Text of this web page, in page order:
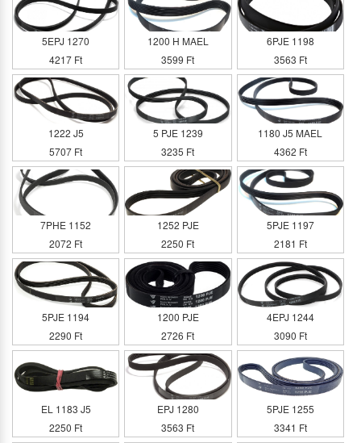
5EPJ 1270
4217 Ft
1200 H MAEL
3599 Ft
6PJE 1198
3563 Ft
1222 J5
5707 Ft
5 PJE 1239
3235 Ft
1180 J5 MAEL
4362 Ft
7PHE 1152
2072 Ft
1252 PJE
2250 Ft
5PJE 1197
2181 Ft
5PJE 1194
2290 Ft
1200 PJE
2726 Ft
4EPJ 1244
3090 Ft
EL 1183 J5
2250 Ft
EPJ 1280
3563 Ft
5PJE 1255
3341 Ft